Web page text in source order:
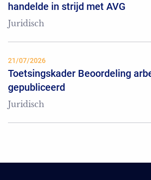
handelde in strijd met AVG
Juridisch
21/07/2026
Toetsingskader Beoordeling
gepubliceerd
Juridisch